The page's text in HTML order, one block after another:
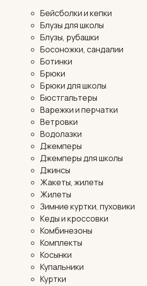
Бейсболки и кепки
Блузы для школы
Блузы, рубашки
Босоножки, сандалии
Ботинки
Брюки
Брюки для школы
Бюстгальтеры
Варежки и перчатки
Ветровки
Водолазки
Джемперы
Джемперы для школы
Джинсы
Жакеты, жилеты
Жилеты
Зимние куртки, пуховики
Кеды и кроссовки
Комбинезоны
Комплекты
Косынки
Купальники
Куртки